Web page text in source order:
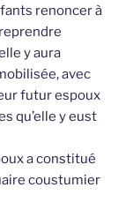
renoncer à
y aura
avec
futur espoux
qu’elle y eust
a constitué
coustumier